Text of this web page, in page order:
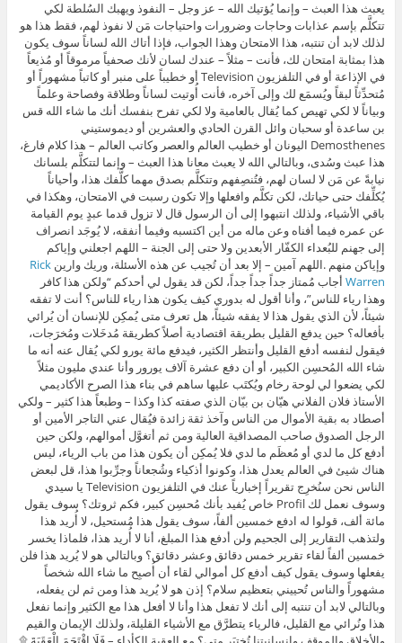
يعبث هذا العبث – وإنما يُؤتيك الله – عز وجل – النفوذ ويهبك السُلطة لكي
تتكلَّم بإسم عذابات وحاجات وضرورات واحتياجات مَن لا نفوذ لهم، فقط هذا هو
لذلك لابد أن تنتبه، هذا الامتحان وهذا الجواب، فإذا أتاك الله لساناً سوف يكون
هذا بمثابة امتحان لك، فأنت – مثلاً – عندك لسان لأنك صحفياً مرموقاً أو مُذيعاً
في الإذاعة أو في التلفزيون Television أو خطيباً على منبر أو كاتباً مشهوراً أو
مُتحدِّثاً لبقاً ويُسمَع لك وإلى آخره، فأنت أُوتيت لساناً وطلاقة وفصاحة وعلماً
وبياناً لا لكي تهيص كما يُقال بالعامية ولا لكي تفرح بنفسك أنك ما شاء الله قس
بن ساعدة أو سحبان وائل القرن الحادي والعشرين أو ديموستيني
Demosthenes اليونان أو خطيب العالم والعصر وكاتب العالم – هذا كلام فارغ،
هذا عبث وسُدى، وبالتالي الله لا يعبث معانا هذا العبث – وإنما لتتكلَّم بلسانك
نيابةً عن مَن لا لسان لهم، فتُنصِفهم وتتكلَّم بصدق مهما كلَّفك هذا، وأحياناً
يُكلِّفك حتى حياتك، لكن تكلَّم وافعلها وإلا تكون رسبت في الامتحان، وهكذا في
باقي الأشياء، ولذلك انتبهوا إلى أن الرسول قال لا تزول قدما عبدٍ يوم القيامة
عن عمره فيما أفناه وعن ماله من أين اكتسبه وفيما أنفقه، لا يُوجَد انصراف
إلى جهنم للبُعداء الكفّار الأبعدين ولا حتى إلى الجنة – اللهم اجعلني وإياكم
وإياكن منهم .اللهم آمين – إلا بعد أن تُجيب عن هذه الأسئلة، وريك وارين Rick
Warrenأجاب مُمتاز جداً جداً جداً، لكن قد يقول لي أحدكم “ولكن هذا كافر
وهذا رياء للناس”، وأنا أقول له بدوري كيف يكون هذا رياء للناس؟ أنت لا تفقه
شيئاً، لأن الذي يقول هذا لا يفقه شيئاً، هل تعرف متى يُمكِن للإنسان أن يُرائي
بأفعاله؟ حين يدفع القليل بطريقة اقتصادية أصلاً كطريقة مُدخَلات ومُخرَجات،
فيقول لنفسه أدفع القليل وأنتظر الكثير، فيدفع مائة يورو لكي يُقال عنه أنه ما
شاء الله المُحسِن الكبير، أو أن دفع عشرة آلاف يورور وأنا عندي مليون مثلاً
لكي يضعوا لي لوحة رخام ويُكتَب عليها ساهم في بناء هذا الصرح الأكاديمي
الأستاذ فلان الفلاني هيّان بن بيّان الذي صفته كذا وكذا – وطبعاً هذا كثير – ولكي
أصطاد به بقية الأموال من الناس وآخذ ثقة زائدة فيُقال عني التاجر الأمين أو
الرجل الصدوق صاحب المصداقية العالية ومن ثم أتغوَّل أموالهم، ولكن حين
أدفع كل ما لدي أو مُعظَم ما لدي فلا يُمكِن أن يكون هذا من باب الرياء، ليس
هناك شيئ في العالم يعدل هذا، وكونوا أذكياء وشُجعاناً وجرِّبوا هذا، قل لبعض
الناس نحن سنُخرِج تقريراً إخبارياً عنك في التلفزيون Television يا سيدي
وسوف نعمل لك Profil خاص يُفيد بأنك مُحسِن كبير، فكم ثروتك؟ سوف يقول
مائة ألف، قولوا له ادفع خمسين ألفاً، سوف يقول هذا مُستحيل، لا أُريد هذا
ولتذهب التقارير إلى الجحيم ولن أدفع هذا المبلغ، أنا لا أُريد هذا، فلماذا يخسر
خمسين ألفاً لقاء تقرير خمس دقائق وعشر دقائق؟ وبالتالي هو لا يُريد هذا فلن
يفعلها وسوف يقول كيف أدفع كل أموالي لقاء أن أُصبِح ما شاء الله شخصاً
مشهوراً والناس تُحييني بتعظيم سلام؟ إذن هو لا يُريد هذا ومن ثم لن يفعله،
وبالتالي لابد أن تنتبه إلى أنك لا تفعل هذا وأنا لا أفعل هذا مع الكثير وإنما نفعل
هذا ونُرائي مع القليل، فالرياء يتطرَّق مع الأشياء القليلة، ولذلك الإيمان والقيم